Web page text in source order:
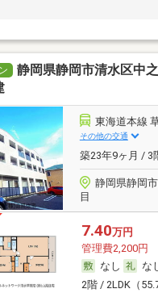
静岡県静岡市清水区中
東海道本線
その他の交通
築23年9ヶ月 / 3
静岡県静岡
目
7.40万円
管理費2,200円
なし
な
2階 / 2LDK（